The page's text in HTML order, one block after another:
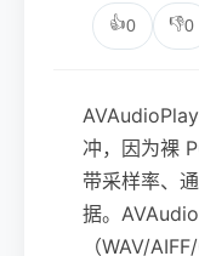
👍0 👎0
冲，因为裸
带采样率、
据。
（WAV/